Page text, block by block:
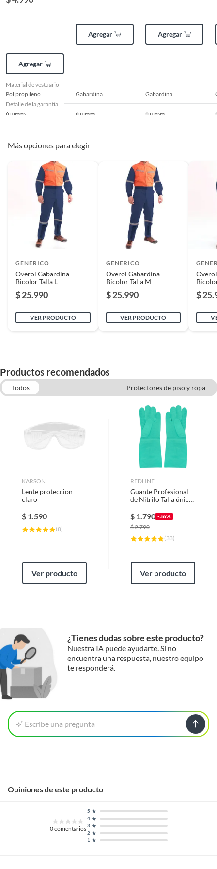
Desechables
Agregar
Agregar Agregar
Material de vestuario
Polipropileno
Gabardina Gabardina
Detalle de la garantía
6 meses
6 meses 6 meses
Más opciones para elegir
GENERICO
Overol Gabardina
Bicolor Talla L
$ 25.990
VER PRODUCTO
GENERICO
Overol Gabardina
Bicolor Talla M
$ 25.990
VER PRODUCTO
$
Productos recomendados
Todos
Protectores de piso y ropa
Poleras y Camisas de Trabajo
Pantalones y Buzos de Trabajo
KARSON
Lente proteccion
claro
$ 1.590
(8)
Ver producto
REDLINE
Guante Profesional
de Nitrilo Talla única
$ 1.790 -36%
$2.790
(33)
Ver producto
¿Tienes dudas sobre este producto?
Nuestra IA puede ayudarte. Si no
encuentra una respuesta, nuestro equipo
te responderá.
Escribe una pregunta
Opiniones de este producto
0comentarios
1
2
3
4
5